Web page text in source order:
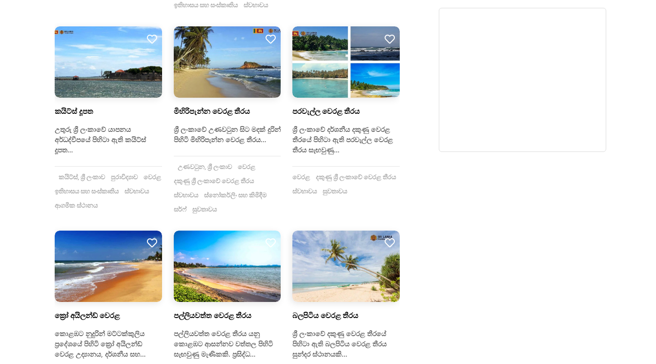
ඉතිහාසය සහ සංස්කෘතිය
ස්වභාවය
කයිට්ස් දූපත
උතුරු ශ්‍රී ලංකාවේ යාපනය
අර්ධද්වීපයේ පිහිටා ඇති කයිට්ස්
දූපත…
කයිට්ස්, ශ්‍රී ලංකාව පුරාවිද්‍යාව
වෙරළ
ඉතිහාසය සහ සංස්කෘතිය
ස්වභාවය
ආගමික ස්ථානය
මිහිරිපැන්න වෙරළ තීරය
ශ්‍රී ලංකාවේ උණවටුන සිට මදක් දුරින්
පිහිටි මිහිරිපැන්න වෙරළ තීරය…
උණවටුන, ශ්‍රී ලංකාව
වෙරළ
දකුණු ශ්‍රී ලංකාවේ වෙරළ තීරය
ස්වභාවය
ස්නෝකර්ලිං සහ කිමිදීම
සර්ෆ්
සුවතාවය
පරවැල්ල වෙරළ තීරය
ශ්‍රී ලංකාවේ දර්ශනීය දකුණු වෙරළ
තීරයේ පිහිටා ඇති පරවැල්ල වෙරළ
තීරය සැඟවුණු…
වෙරළ
දකුණු ශ්‍රී ලංකාවේ වෙරළ තීරය
ස්වභාවය
සුවතාවය
ක්‍රෝ අයිලන්ඩ් වෙරළ
කොළඹට නුදුරින් මට්ටක්කුලිය
ප්‍රදේශයේ පිහිටි ක්‍රෝ අයිලන්ඩ්
වෙරළ උද්‍යානය, දර්ශනීය සහ…
පල්ලියවත්ත වෙරළ තීරය
පල්ලියවත්ත වෙරළ තීරය යනු
කොළඹට ආසන්නව වත්තල පිහිටි
සැඟවුණු මැණිකකි. ප්‍රසිද්ධ…
බලපිටිය වෙරළ තීරය
ශ්‍රී ලංකාවේ දකුණු වෙරළ තීරයේ
පිහිටා ඇති බලපිටිය වෙරළ තීරය
සුන්දර ස්ථානයකි…